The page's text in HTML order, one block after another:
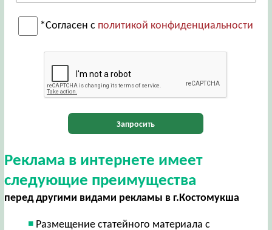
*Согласен с политикой конфиденциальности
Запросить
Реклама в интернете имеет
следующие преимущества
перед другими видами рекламы в г.Костомукша
Размещение статейного материала с